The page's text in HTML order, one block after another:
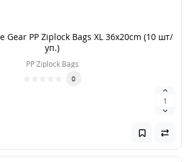
Gear PP Ziplock Bags XL 36x20cm (10 шт/
уп.)
PP Ziplock Bags
0